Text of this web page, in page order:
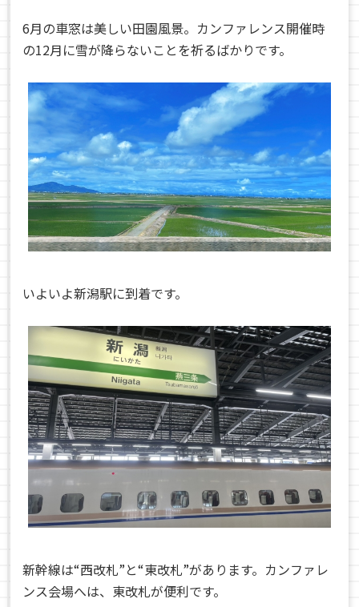
6月の車窓は美しい田園風景。カンファレンス開催時
の12月に雪が降らないことを祈るばかりです。
いよいよ新潟駅に到着です。
新幹線は“西改札”と“東改札”があります。カンファレ
ンス会場へは、東改札が便利です。